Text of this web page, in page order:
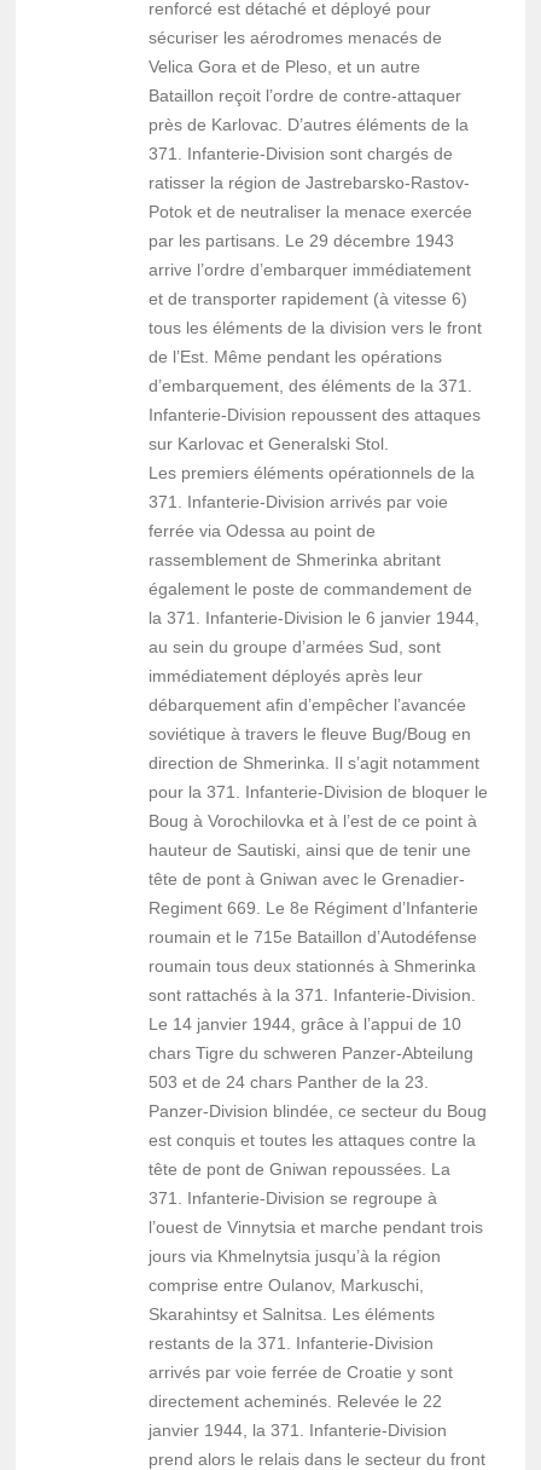
renforcé est détaché et déployé pour
sécuriser les aérodromes menacés de
Velica Gora et de Pleso, et un autre
Bataillon reçoit l’ordre de contre-attaquer
près de Karlovac. D’autres éléments de la
371. Infanterie-Division sont chargés de
ratisser la région de Jastrebarsko-Rastov-
Potok et de neutraliser la menace exercée
par les partisans. Le 29 décembre 1943
arrive l’ordre d’embarquer immédiatement
et de transporter rapidement (à vitesse 6)
tous les éléments de la division vers le front
de l’Est. Même pendant les opérations
d’embarquement, des éléments de la 371.
Infanterie-Division repoussent des attaques
sur Karlovac et Generalski Stol.
Les premiers éléments opérationnels de la
371. Infanterie-Division arrivés par voie
ferrée via Odessa au point de
rassemblement de Shmerinka abritant
également le poste de commandement de
la 371. Infanterie-Division le 6 janvier 1944,
au sein du groupe d’armées Sud, sont
immédiatement déployés après leur
débarquement afin d’empêcher l’avancée
soviétique à travers le fleuve Bug/Boug en
direction de Shmerinka. Il s’agit notamment
pour la 371. Infanterie-Division de bloquer le
Boug à Vorochilovka et à l’est de ce point à
hauteur de Sautiski, ainsi que de tenir une
tête de pont à Gniwan avec le Grenadier-
Regiment 669. Le 8e Régiment d’Infanterie
roumain et le 715e Bataillon d’Autodéfense
roumain tous deux stationnés à Shmerinka
sont rattachés à la 371. Infanterie-Division.
Le 14 janvier 1944, grâce à l’appui de 10
chars Tigre du schweren Panzer-Abteilung
503 et de 24 chars Panther de la 23.
Panzer-Division blindée, ce secteur du Boug
est conquis et toutes les attaques contre la
tête de pont de Gniwan repoussées. La
371. Infanterie-Division se regroupe à
l’ouest de Vinnytsia et marche pendant trois
jours via Khmelnytsia jusqu’à la région
comprise entre Oulanov, Markuschi,
Skarahintsy et Salnitsa. Les éléments
restants de la 371. Infanterie-Division
arrivés par voie ferrée de Croatie y sont
directement acheminés. Relevée le 22
janvier 1944, la 371. Infanterie-Division
prend alors le relais dans le secteur du front